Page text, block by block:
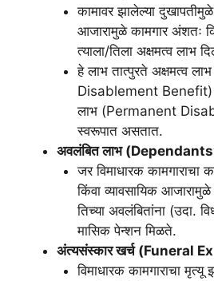
कामावर झालेल्या दुखापतीमुळे
आजारामुळे कामगार अंशतः
त्याला/तिला अक्षमत्व लाभ
हे लाभ तात्पुरते अक्षमत्व
Disablement Benefit)
लाभ (Permanent
स्वरूपात असतात.
अवलंबित लाभ
जर विमाधारक कामगाराचा
किंवा व्यावसायिक
तिच्या अवलंबितांना (उदा.
मासिक पेन्शन मिळते.
अंत्यसंस्कार खर्च (Funeral
विमाधारक कामगाराचा मृत्यू